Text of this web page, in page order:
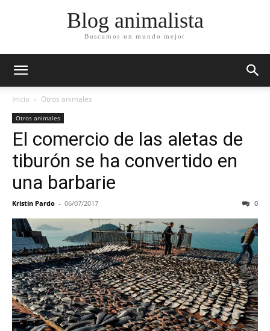
Blog animalista
Buscamos un mundo mejor
Inicio Otros animales
Otros animales
El comercio de las aletas de
tiburón se ha convertido en
una barbarie
Kristin Pardo - 06/07/2017 0